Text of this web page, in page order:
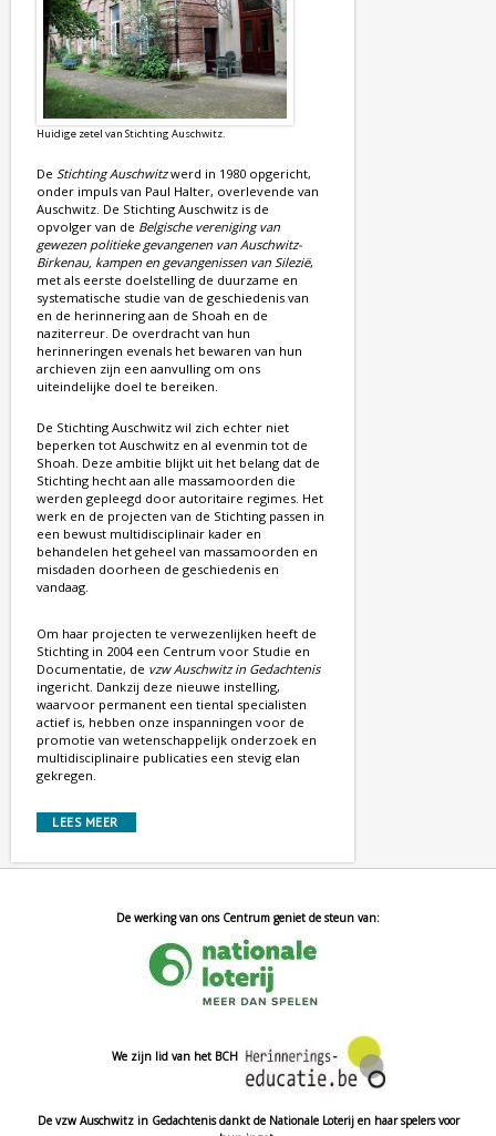
Huidige zetel van Stichting Auschwitz.
De Stichting Auschwitzwerd in 1980 opgericht,
onder impuls van Paul Halter, overlevende van
Auschwitz. De Stichting Auschwitz is de
opvolger van de Belgische vereniging van
gewezen politieke gevangenen van Auschwitz-
Birkenau, kampen en gevangenissen van Silezië,
met als eerste doelstelling de duurzame en
systematische studie van de geschiedenis van
en de herinnering aan de Shoah en de
naziterreur. De overdracht van hun
herinneringen evenals het bewaren van hun
archieven zijn een aanvulling om ons
uiteindelijke doel te bereiken.
De Stichting Auschwitz wil zich echter niet
beperken tot Auschwitz en al evenmin tot de
Shoah. Deze ambitie blijkt uit het belang dat de
Stichting hecht aan alle massamoorden die
werden gepleegd door autoritaire regimes. Het
werk en de projecten van de Stichting passen in
een bewust multidisciplinair kader en
behandelen het geheel van massamoorden en
misdaden doorheen de geschiedenis en
vandaag.
Om haar projecten te verwezenlijken heeft de
Stichting in 2004 een Centrum voor Studie en
Documentatie, de vzw Auschwitz in Gedachtenis
ingericht. Dankzij deze nieuwe instelling,
waarvoor permanent een tiental specialisten
actief is, hebben onze inspanningen voor de
promotie van wetenschappelijk onderzoek en
multidisciplinaire publicaties een stevig elan
gekregen.
LEES MEER
De werking van ons Centrum geniet de steun van:
We zijn lid van het BCH
De vzw Auschwitz in Gedachtenis dankt de Nationale Loterij en haar spelers voor